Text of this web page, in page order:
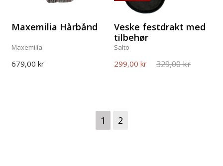
Maxemilia Hårbånd
Maxemilia
679,00 kr
Veske festdrakt med
tilbehør
Salto
299,00 kr 329,00 kr
1 2